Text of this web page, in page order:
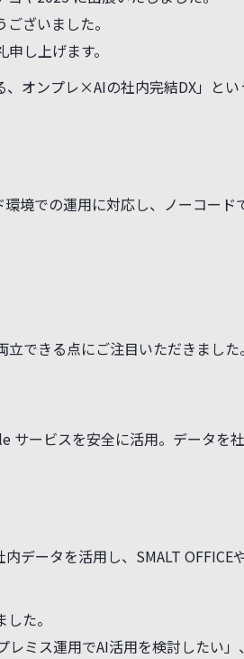
ヤ2025 に出展いたしました。
ざいました。
し上げます。
オンプレ×AIの社内完結DX」とい
での運用に対応し、ノーコード
ービスを安全に活用。データを
ータを活用し、SMALT OFFICE
した。